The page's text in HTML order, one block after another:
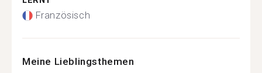
Französisch
Meine Lieblingsthemen